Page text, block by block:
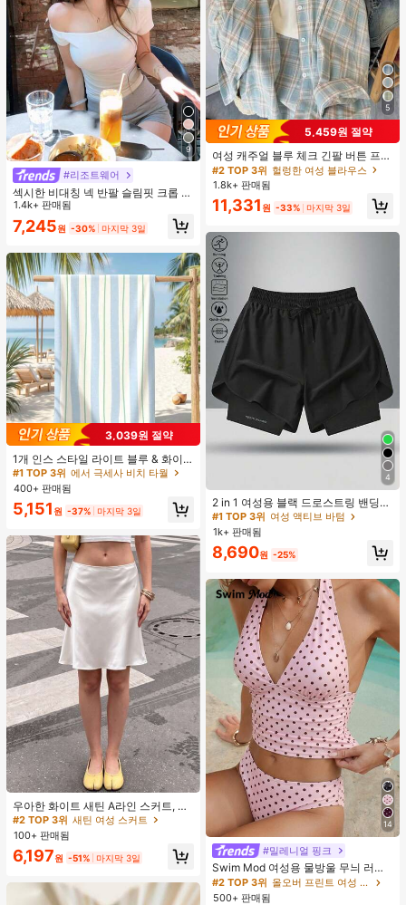
9
#리조트웨어
섹시한 비대칭 넥 반팔 슬림핏 크롭 탑
화이트 여름
1.4k+ 판매됨
7,245원 -30% 마지막 3일
3,039원 절약
1개 인스 스타일 라이트 블루 & 화이
트 & 그린 스트라이프 비치 타월, 화이
트와 그린 세로 스트라이프 프린트가
있는 라이트 블루 배경, 신선한 섬 휴
가 분위기, 수영, 캠핑, 피트니스, 여름
휴식, 욕실 장식, 야외 액세서리, 선물,
수영장 부드러운 가구, 핸드 타월에 적
합
#1 TOP 3위 에서 극세사 비치 타월
거의 매진!
#1 TOP 3위 에서 극세사 비치 타월
거의 매진!
#1 TOP 3위 에서 극세사 비치 타월
거의 매진!
#1 TOP 3위
에서 극세사 비치 타월
400+ 판매됨
5,151 원 -37% 마지막 3일
우아한 화이트 새틴 A라인 스커트, 여
성용 캐주얼 숏 랩 스커트, 신축성 없
는 원단으로 제작, 정교하고 우아한 여
름 스타일을 완벽하게 연출
#2 TOP 3위
새틴 여성 스커트
거의 매진!
#2 TOP 3위 새틴 여성 스커트
거의 매진!
#2 TOP 3위 새틴 여성 스커트
거의 매진!
#2 TOP 3위
새틴 여성 스커트
100+ 판매됨
6,197원 -51% 마지막 3일
5
5,459원 절약
여성 캐주얼 블루 체크 긴팔 버튼 프론
트 폴리에스터 셔츠, 레귤러 핏, 봄 의
류, 편안한 스타일
#2 TOP 3위 헐렁한 여성 블라우스
1.8k+ 판매됨
11,331 원 -33% 마지막 3일
4
2 in 1 여성용 블랙 드로스트링 밴딩
허리 곡선 밑단 캐주얼 러닝 트레이닝
운동 반바지
높은 재방문 고객
#1 TOP 3위 여성 액티브 바텀
높은 재방문 고객
#1 TOP 3위 여성 액티브 바텀
높은 재방문 고객
#1 TOP 3위
여성 액티브 바텀
1k+ 판매됨
8,690원 -25%
14
#밀레니얼 핑크
Swim Mod 여성용 물방울 무늬 러치
드 홀터 탱크니 탑 및 트라이앵글 하의
수영복 세트, 여름 휴가에 적합
#2 TOP 3위
올오버 프린트 여성 탱키니스
500+ 판매됨